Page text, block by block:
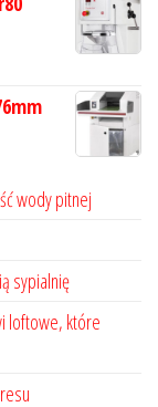
wody pitnej
sypialnię
loftowe, które